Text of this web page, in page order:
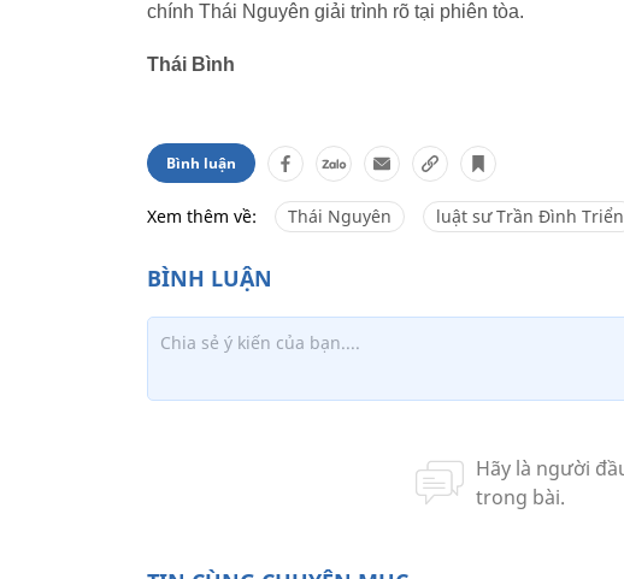
chính Thái Nguyên giải trình rõ tại phiên tòa.
Thái Bình
Bình luận
Xem thêm về: Thái Nguyên luật sư Trần Đình Triển